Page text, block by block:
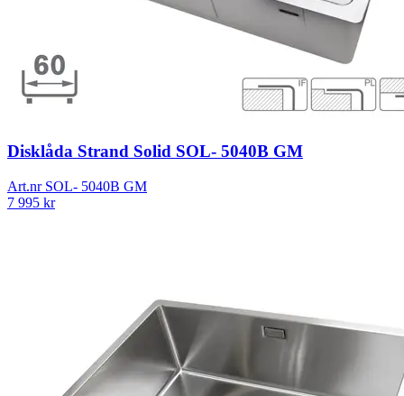
Disklåda Strand Solid SOL- 5040B GM
Art.nr SOL- 5040B GM
7 995 kr